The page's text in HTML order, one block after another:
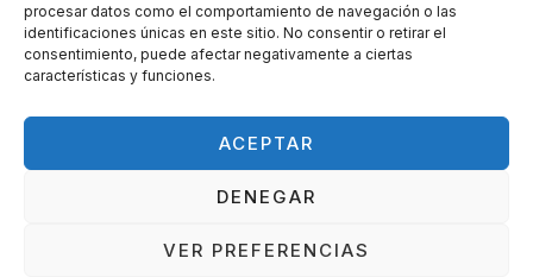
procesar datos como el comportamiento de navegación o las
identificaciones únicas en este sitio. No consentir o retirar el
consentimiento, puede afectar negativamente a ciertas
características y funciones.
ACEPTAR
DENEGAR
VER PREFERENCIAS
Politica de Cookies
Aviso legal
© 2026 Utilesmtb. Powered by Utilesmtb.